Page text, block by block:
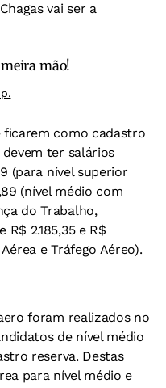
vai ser a
mão!
ficarem como cadastro
ter salários
(para nível superior
(nível médio com
do Trabalho,
2.185,35 e R$
e Tráfego Aéreo).
foram realizados no
de nível médio
reserva. Destas
para nível médio e